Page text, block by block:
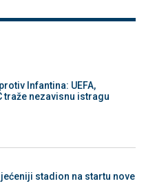
Infantina: UEFA,
traže nezavisnu istragu
stadion na startu nove